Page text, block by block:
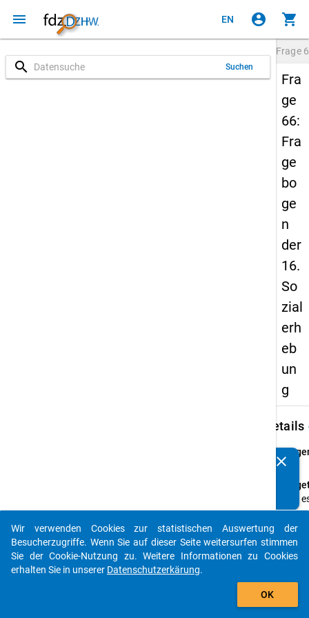
menu EN account_circle shopping_cart
search Suchen
Frage
Fra
ge
66:
Fra
ge
bo
ge
n
der
16.
So
zial
erh
eb
un
g
Details
66
Gibt
nein
clear
auto_stories
add_shopping_cart
Wir verwenden Cookies zur statistischen Auswertung der
Besucherzugriffe. Wenn Sie auf dieser Seite weitersurfen stimmen
Sie der Cookie-Nutzung zu. Weitere Informationen zu Cookies
erhalten Sie in unserer Datenschutzerkärung.
OK